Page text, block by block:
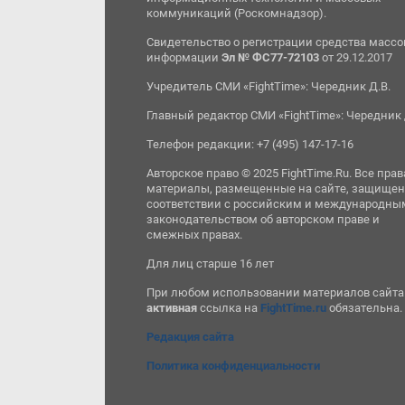
коммуникаций (Роскомнадзор).
Свидетельство о регистрации средства
информацииЭл № ФС77-72103 от 29.12.2017
Учредитель СМИ «FightTime»: Чередник Д.В.
Главный редактор СМИ «FightTime»: Чередник
Телефон редакции: +7 (495) 147-17-16
Авторское право © 2025 FightTime.Ru. Все
материалы, размещенные на сайте,
соответствии с российским и
законодательством об авторском праве и
смежных правах.
Для лиц старше 16 лет
При любом использовании материалов сайта
активная ссылка на FightTime.ru обязательна.
Редакция сайта
Политика конфиденциальности